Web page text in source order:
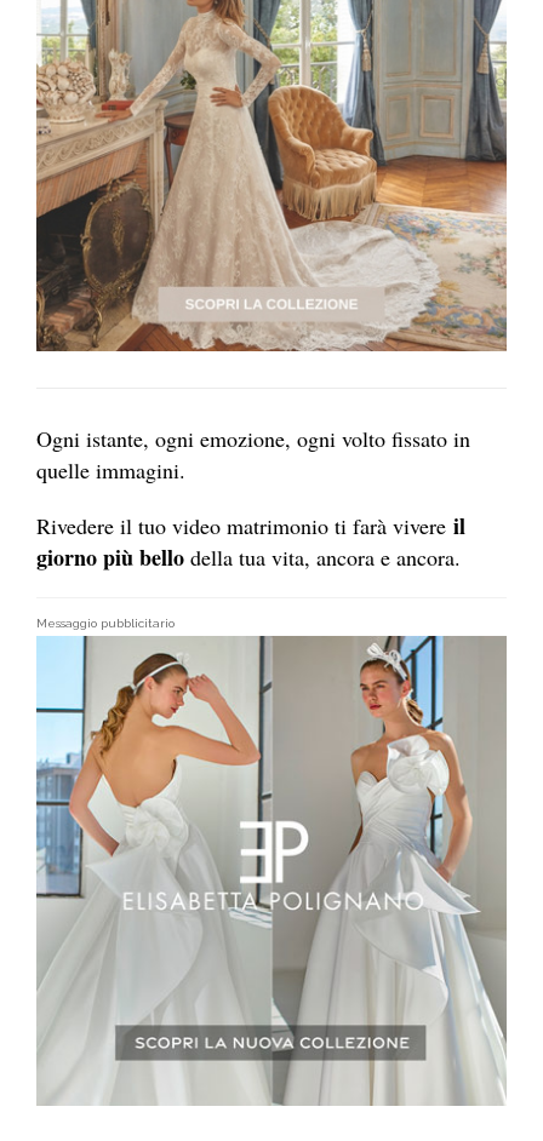
Ogni istante, ogni emozione, ogni volto fissato in
quelle immagini.
Rivedere il tuo video matrimonio ti farà vivere il
giorno più bello della tua vita, ancora e ancora.
Messaggio pubblicitario